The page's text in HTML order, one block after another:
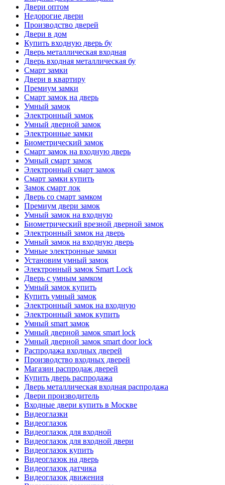
Двери оптом
Недорогие двери
Производство дверей
Двери в дом
Купить входную дверь бу
Дверь металлическая входная
Дверь входная металлическая бу
Смарт замки
Двери в квартиру
Премиум замки
Смарт замок на дверь
Умный замок
Электронный замок
Умный дверной замок
Электронные замки
Биометрический замок
Смарт замок на входную дверь
Умный смарт замок
Электронный смарт замок
Смарт замки купить
Замок смарт лок
Дверь со смарт замком
Премиум двери замок
Умный замок на входную
Биометрический врезной дверной замок
Электронный замок на дверь
Умный замок на входную дверь
Умные электронные замки
Установим умный замок
Электронный замок Smart Lock
Дверь с умным замком
Умный замок купить
Купить умный замок
Электронный замок на входную
Электронный замок купить
Умный smart замок
Умный дверной замок smart lock
Умный дверной замок smart door lock
Распродажа входных дверей
Производство входных дверей
Магазин распродаж дверей
Купить дверь распродажа
Дверь металлическая входная распродажа
Двери производитель
Входные двери купить в Москве
Видеоглазки
Видеоглазок
Видеоглазок для входной
Видеоглазок для входной двери
Видеоглазок купить
Видеоглазок на дверь
Видеоглазок датчика
Видеоглазок движения